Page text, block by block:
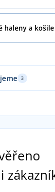
haleny a košile
3